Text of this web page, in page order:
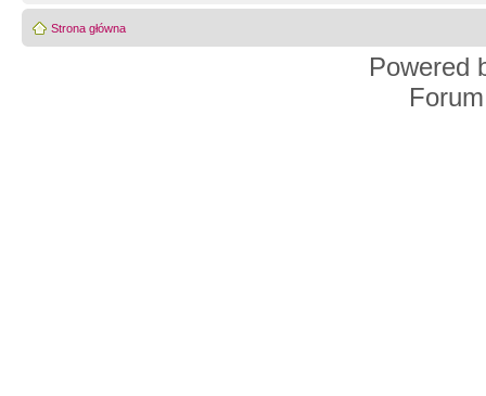
Strona główna
Powered